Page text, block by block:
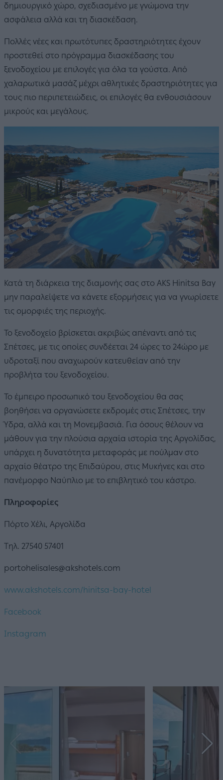
δημιουργικό χώρο, σχεδιασμένο με γνώμονα την
ασφάλεια αλλά και τη διασκέδαση.
Πολλές νέες και πρωτότυπες δραστηριότητες έχουν
προστεθεί στο πρόγραμμα διασκέδασης του
ξενοδοχείου με επιλογές για όλα τα γούστα. Από
χαλαρωτικά μασάζ μέχρι αθλητικές δραστηριότητες για
τους πιο περιπετειώδεις, οι επιλογές θα ενθουσιάσουν
μικρούς και μεγάλους.
Κατά τη διάρκεια της διαμονής σας στο AKS Hinitsa Bay
μην παραλείψετε να κάνετε εξορμήσεις για να γνωρίσετε
τις ομορφιές της περιοχής.
Το ξενοδοχείο βρίσκεται ακριβώς απέναντι από τις
Σπέτσες, με τις οποίες συνδέεται 24 ώρες το 24ώρο με
υδροταξί που αναχωρούν κατευθείαν από την
προβλήτα του ξενοδοχείου.
Το έμπειρο προσωπικό του ξενοδοχείου θα σας
βοηθήσει να οργανώσετε εκδρομές στις Σπέτσες, την
Ύδρα, αλλά και τη Μονεμβασιά. Για όσους θέλουν να
μάθουν για την πλούσια αρχαία ιστορία της Αργολίδας,
υπάρχει η δυνατότητα μεταφοράς με πούλμαν στο
αρχαίο θέατρο της Επιδαύρου, στις Μυκήνες και στο
πανέμορφο Ναύπλιο με το επιβλητικό του κάστρο.
Πληροφορίες
Πόρτο Χέλι, Αργολίδα
Tηλ. 27540 57401
portohelisales@akshotels.com
www.akshotels.com/hinitsa-bay-hotel
Facebook
Instagram